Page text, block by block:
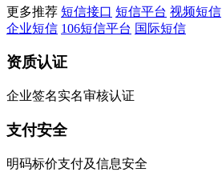
更多推荐 短信接口 短信平台 视频短信
企业短信 106短信平台 国际短信
资质认证
企业签名实名审核认证
支付安全
明码标价支付及信息安全